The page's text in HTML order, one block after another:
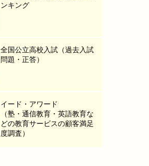
ンキング
全国公立高校入試（過去入試
問題・正答）
イード・アワード
（塾・通信教育・英語教育な
どの教育サービスの顧客満足
度調査）